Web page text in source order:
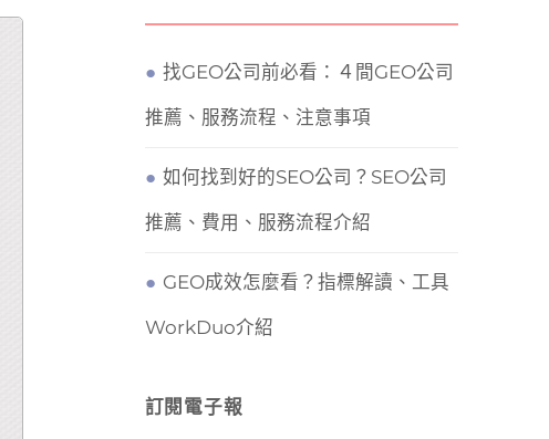
找GEO公司前必看：４間GEO公司
推薦、服務流程、注意事項
如何找到好的SEO公司？SEO公司
推薦、費用、服務流程介紹
GEO成效怎麼看？指標解讀、工具
WorkDuo介紹
訂閱電子報